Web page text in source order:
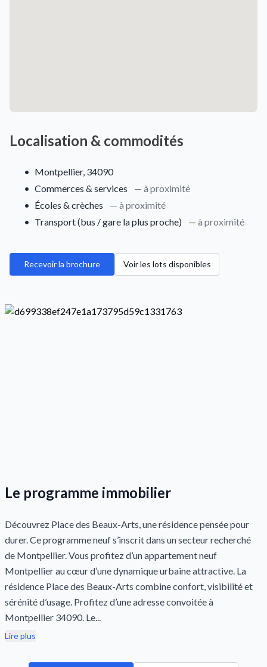
Localisation & commodités
• Montpellier, 34090
• Commerces & services
— à proximité
• Écoles & crèches
— à proximité
• Transport (bus / gare la plus proche) — à proximité
Recevoir la brochure Voir les lots disponibles
Le programme immobilier
Découvrez Place des Beaux-Arts, une résidence pensée pour
durer. Ce programme neuf s’inscrit dans un secteur recherché
de Montpellier. Vous profitez d’un appartement neuf
Montpellier au cœur d’une dynamique urbaine attractive. La
résidence Place des Beaux-Arts combine confort, visibilité et
sérénité d’usage. Profitez d’une adresse convoitée à
Montpellier 34090. Le...
Lire plus